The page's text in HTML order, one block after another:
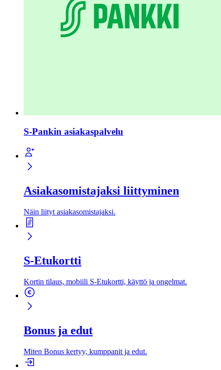
S-Pankin asiakaspalvelu
Asiakas­omistajaksi liittyminen
Näin liityt asiakas­omistajaksi.
S-Etukortti
Kortin tilaus, mobiili S-Etukortti, käyttö ja ongelmat.
Bonus ja edut
Miten Bonus kertyy, kumppanit ja edut.